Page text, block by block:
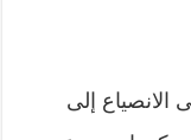
الانصياع إلى